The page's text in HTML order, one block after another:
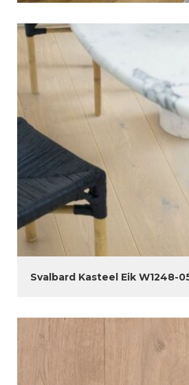
Svalbard Kasteel Eik W1248-